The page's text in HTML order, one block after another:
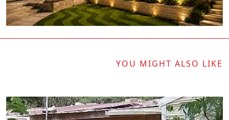
YOU MIGHT ALSO LIKE